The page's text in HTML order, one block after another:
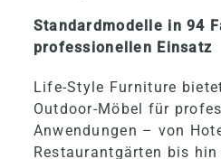
Katalog
Projekte
Über uns
Standardmodelle in 94
professionellen Einsatz
Life-Style Furniture
Outdoor-Möbel für
Anwendungen – von
Restaurantgärten bis